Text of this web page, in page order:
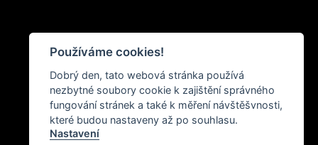
Používáme cookies!
Dobrý den, tato webová stránka používá
nezbytné soubory cookie k zajištění správného
fungování stránek a také k měření návštěšvnosti,
které budou nastaveny až po souhlasu.
Nastavení